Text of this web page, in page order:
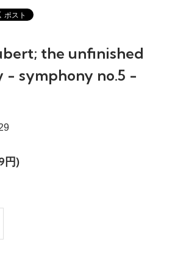
the unfinished
- symphony no.5 -
円)